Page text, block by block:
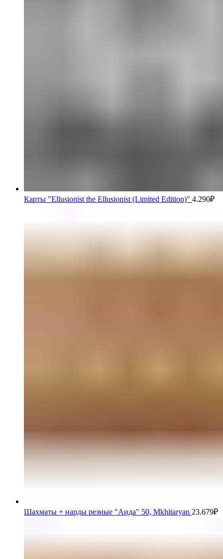
Карты "Ellusionist the Ellusionist (Limited Edition)" 4.290₽
Шахматы + нарды резные "Аида" 50, Mkhitaryan 23.679₽